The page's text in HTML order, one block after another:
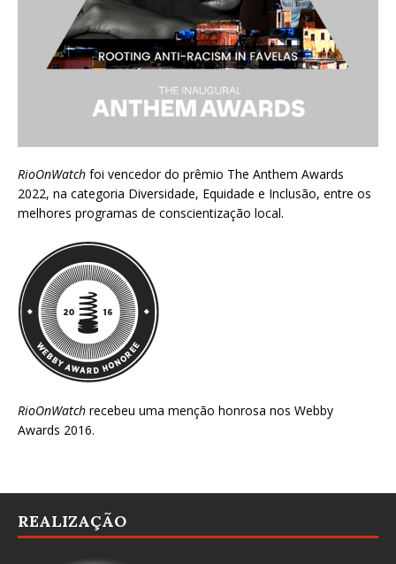
RioOnWatch foi vencedor do prêmio The Anthem Awards
2022, na categoria Diversidade, Equidade e Inclusão, entre os
melhores programas de conscientização local.
RioOnWatch recebeu uma menção honrosa nos Webby
Awards 2016.
REALIZAÇÃO